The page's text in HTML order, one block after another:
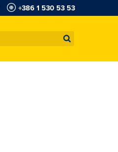
+386 1 530 53 53